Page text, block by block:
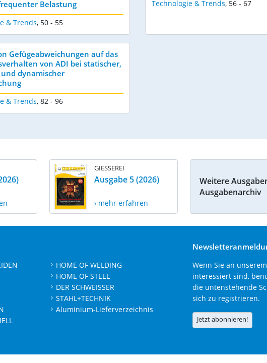
Belastung
& Trends, 50 - 55
Technologie & Trends, 56 - 67
Gefügeabweichungen auf das
von ADI bei statischer,
dynamischer
& Trends, 82 - 96
GIESSEREI
Ausgabe 5 (2026)
› mehr erfahren
Weitere
Ausgabenarchiv
HOME OF WELDING
HOME OF STEEL
DER SCHWEISSER
STAHL+TECHNIK
Aluminium-Lieferverzeichnis
Wenn Sie an unserem
interessiert sind,
die untenstehende
sich zu registrieren.
Jetzt abonnieren!